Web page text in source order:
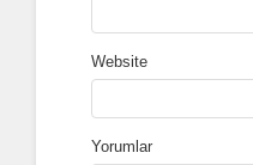
Website
Yorumlar